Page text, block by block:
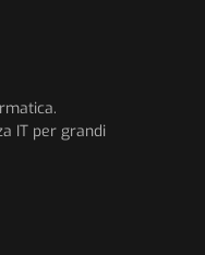
IT per grandi